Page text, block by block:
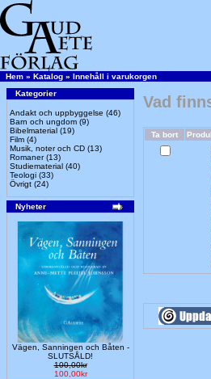
Hem » Katalog » Innehåll i varukorgen
Kategorier
Andakt och uppbyggelse (46)
Barn och ungdom (9)
Bibelmaterial (19)
Film (4)
Musik, noter och CD (13)
Romaner(13)
Studiematerial (40)
Teologi (33)
Övrigt (24)
Nyheter
Vägen, Sanningen och Båten -
SLUTSÅLD!
100,00kr
100,00kr
Vad
Ta bort